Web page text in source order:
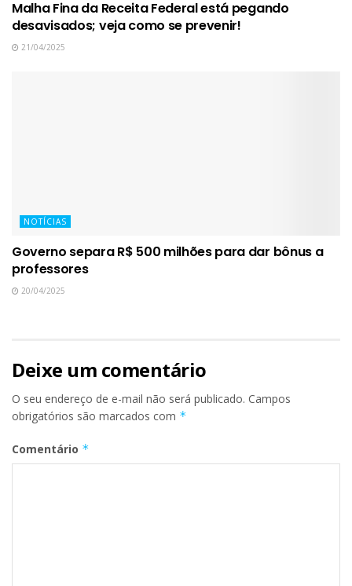
Malha Fina da Receita Federal está pegando
desavisados; veja como se prevenir!
21/04/2025
NOTÍCIAS
Governo separa R$ 500 milhões para dar bônus a
professores
20/04/2025
Deixe um comentário
O seu endereço de e-mail não será publicado. Campos
obrigatórios são marcados com *
Comentário *